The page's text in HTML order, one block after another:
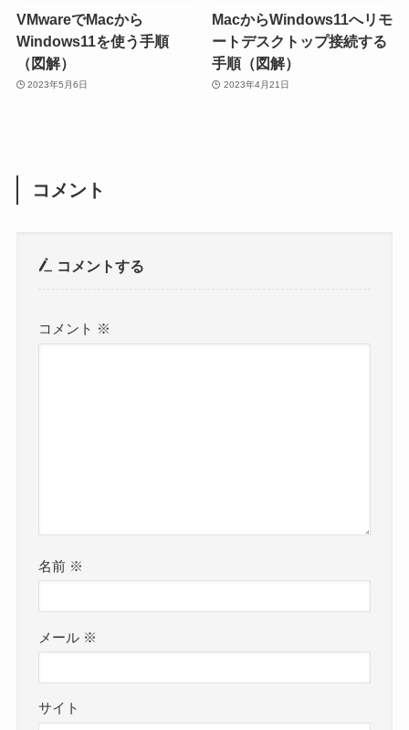
VMwareでMacから
Windows11を使う手順
（図解）
2023年5月6日
MacからWindows11へリモ
ートデスクトップ接続する
手順（図解）
2023年4月21日
コメント
コメントする
コメント ※
名前 ※
メール ※
サイト